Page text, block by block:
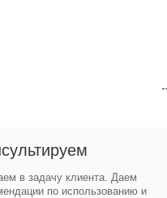
в задачу клиента. Даем
по использованию и